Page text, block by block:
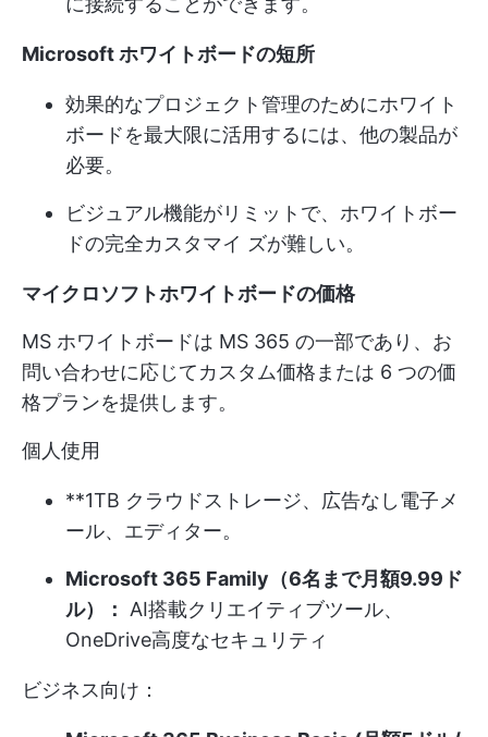
Microsoft ホワイトボードの短所
効果的なプロジェクト管理のためにホワイト
ボードを最大限に活用するには、他の製品が
必要。
ビジュアル機能がリミットで、ホワイトボー
ドの完全カスタマイ ズが難しい。
マイクロソフトホワイトボードの価格
MS ホワイトボードは MS 365 の一部であり、お
問い合わせに応じてカスタム価格または 6 つの価
格プランを提供します。
個人使用
**1TB クラウドストレージ、広告なし電子メ
ール、エディター。
Microsoft 365 Family（6名まで月額9.99ド
ル）：
AI搭載クリエイティブツール、
OneDrive高度なセキュリティ
ビジネス向け：